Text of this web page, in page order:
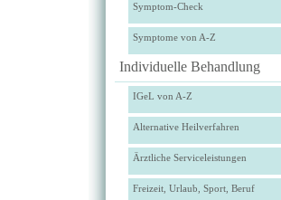
Symptom-Check
Symptome von A-Z
Individuelle Behandlung
IGeL von A-Z
Alternative Heilverfahren
Ärztliche Serviceleistungen
Freizeit, Urlaub, Sport, Beruf